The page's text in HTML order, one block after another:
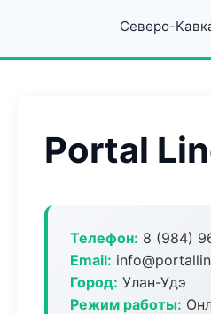
Северо-
Portal
Телефон: 8 (984)
Email:
Город: Улан-Удэ
Режим работы: